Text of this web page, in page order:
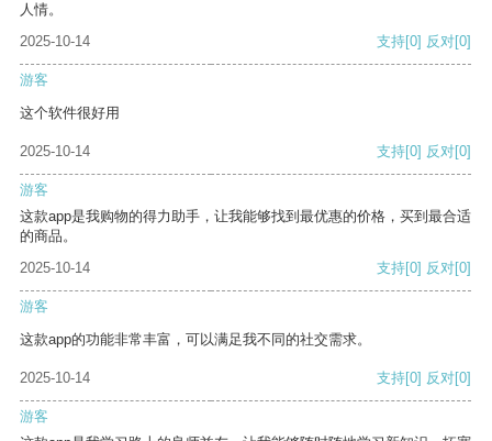
人情。
2025-10-14
支持[0] 反对[0]
游客
这个软件很好用
2025-10-14 支持[0] 反对[0]
游客
这款app是我购物的得力助手，让我能够找到最优惠的价格，买到最合适
的商品。
2025-10-14
支持[0] 反对[0]
游客
这款app的功能非常丰富，可以满足我不同的社交需求。
2025-10-14 支持[0] 反对[0]
游客